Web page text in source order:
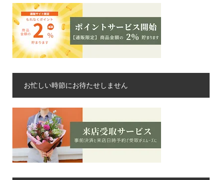
お忙しい時節にお待たせしません